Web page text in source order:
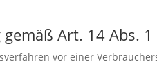
Art. 14 Abs. 1
vor einer